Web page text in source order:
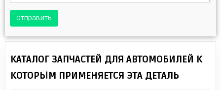
Отправить
КАТАЛОГ ЗАПЧАСТЕЙ ДЛЯ АВТОМОБИЛЕЙ К
КОТОРЫМ ПРИМЕНЯЕТСЯ ЭТА ДЕТАЛЬ